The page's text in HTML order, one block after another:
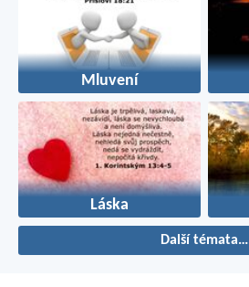
Mluvení
Láska
Další témata…